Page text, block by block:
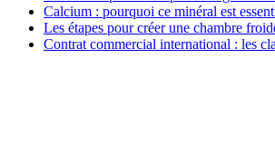
Calcium : pourquoi ce minéral est
Les étapes pour créer une chambre
Contrat commercial international : les